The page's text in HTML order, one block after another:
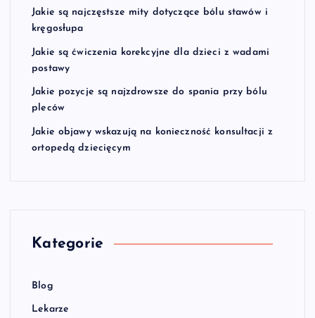
Jakie są najczęstsze mity dotyczące bólu stawów i
kręgosłupa
Jakie są ćwiczenia korekcyjne dla dzieci z wadami
postawy
Jakie pozycje są najzdrowsze do spania przy bólu
pleców
Jakie objawy wskazują na konieczność konsultacji z
ortopedą dziecięcym
Kategorie
Blog
Lekarze